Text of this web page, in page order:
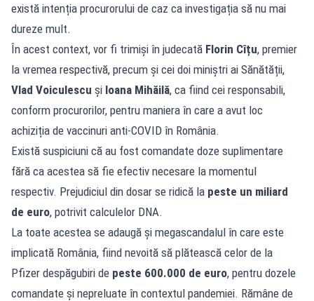
există intenția procurorului de caz ca investigația să nu mai
dureze mult.
În acest context, vor fi trimiși în judecată Florin Cîțu, premier
la vremea respectivă, precum și cei doi miniștri ai Sănătății,
Vlad Voiculescu și Ioana Mihăilă, ca fiind cei responsabili,
conform procurorilor, pentru maniera în care a avut loc
achiziția de vaccinuri anti-COVID în România.
Există suspiciuni că au fost comandate doze suplimentare
fără ca acestea să fie efectiv necesare la momentul
respectiv. Prejudiciul din dosar se ridică la peste un miliard
de euro, potrivit calculelor DNA.
La toate acestea se adaugă și megascandalul în care este
implicată România, fiind nevoită să plătească celor de la
Pfizer despăgubiri de peste 600.000 de euro, pentru dozele
comandate și nepreluate în contextul pandemiei. Rămâne de